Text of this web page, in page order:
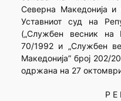
Северна Македонија
Уставниот суд на
(„Службен весник на
70/1992 и „Службен
Македонија” број 202/
одржана на 27
Р Е